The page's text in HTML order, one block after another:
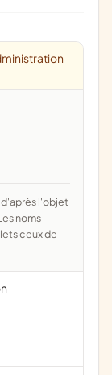
noms
ceux de